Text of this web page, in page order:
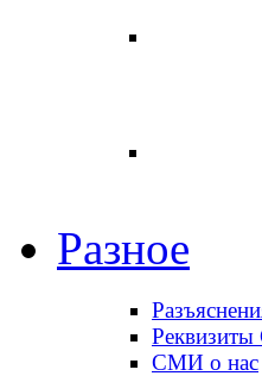
Разное
СМИ о нас